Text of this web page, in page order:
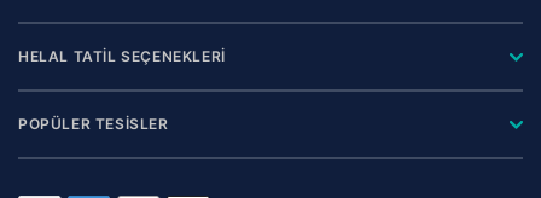
HELAL TATİL SEÇENEKLERİ
POPÜLER TESİSLER